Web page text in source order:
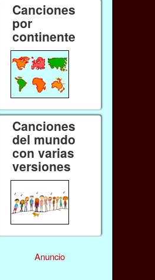
Canciones
por
continente
Canciones
del mundo
con varias
versiones
Anuncio